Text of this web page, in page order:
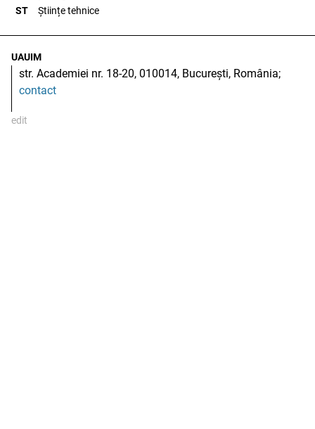
ST
Științe tehnice
UAUIM
str. Academiei nr. 18-20, 010014, București, România;
contact
edit